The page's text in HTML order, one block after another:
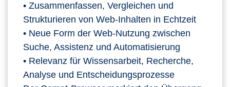
• Zusammenfassen, Vergleichen und
Strukturieren von Web‑Inhalten in Echtzeit
• Neue Form der Web‑Nutzung zwischen
Suche, Assistenz und Automatisierung
• Relevanz für Wissensarbeit, Recherche,
Analyse und Entscheidungsprozesse